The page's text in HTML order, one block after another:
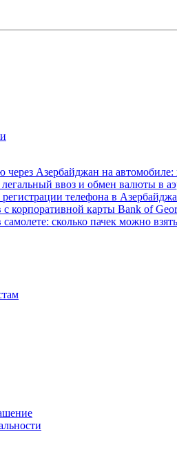
Азербайджан на автомобиле:
ввоз и обмен валюты в
телефона в
с корпоративной карты Bank of
сколько пачек можно